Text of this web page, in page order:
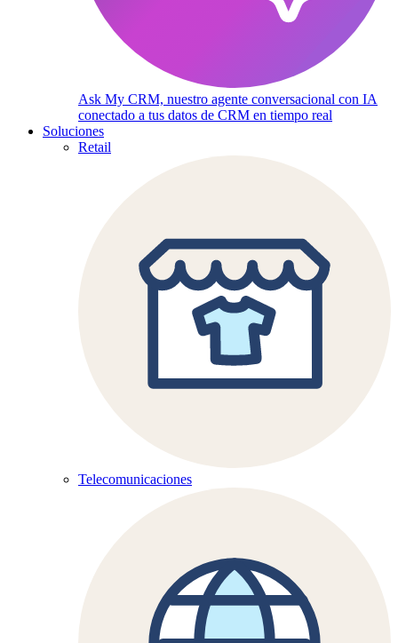
Ask My CRM, nuestro agente conversacional con IA
conectado a tus datos de CRM en tiempo real
Soluciones
Retail
Telecomunicaciones